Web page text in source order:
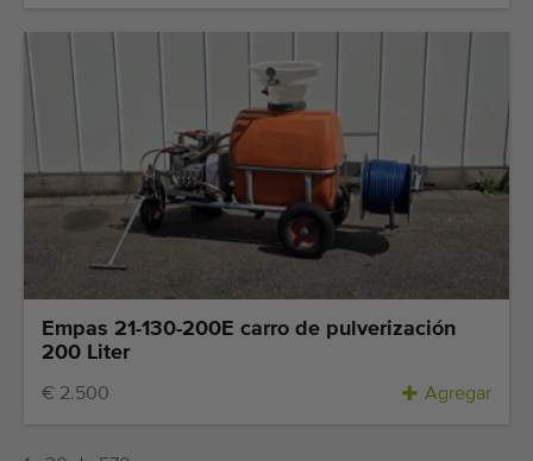
Empas 21-130-200E carro de pulverización
200 Liter
€ 2.500 Agregar